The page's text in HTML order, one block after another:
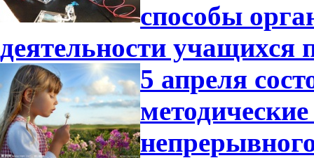
способы
деятельности учащихся
5 апреля